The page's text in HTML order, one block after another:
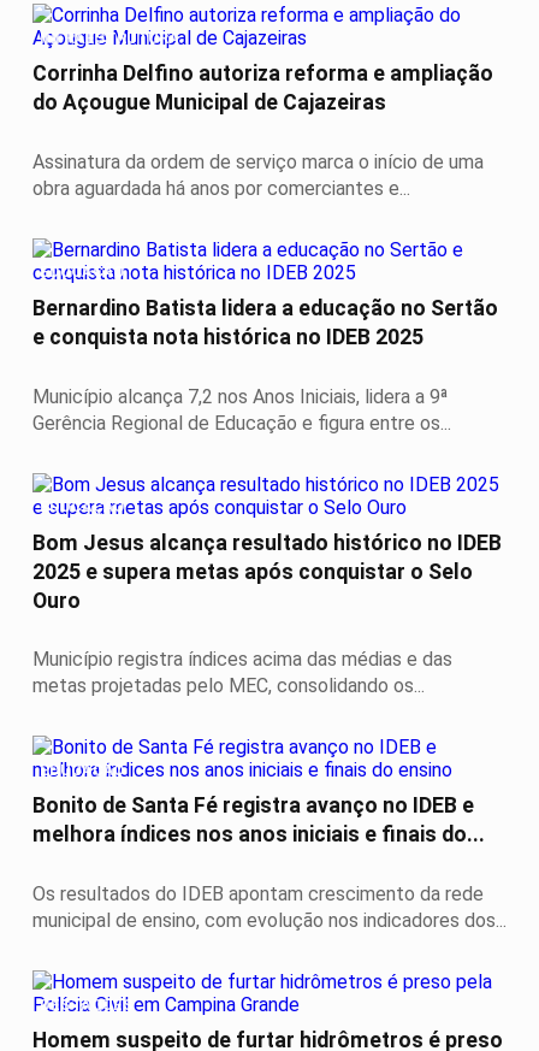
INFRAESTRUTURA
Corrinha Delfino autoriza reforma e ampliação
do Açougue Municipal de Cajazeiras
Assinatura da ordem de serviço marca o início de uma
obra aguardada há anos por comerciantes e...
EDUCAÇÃO
Bernardino Batista lidera a educação no Sertão
e conquista nota histórica no IDEB 2025
Município alcança 7,2 nos Anos Iniciais, lidera a 9ª
Gerência Regional de Educação e figura entre os...
EDUCAÇÃO
Bom Jesus alcança resultado histórico no IDEB
2025 e supera metas após conquistar o Selo
Ouro
Município registra índices acima das médias e das
metas projetadas pelo MEC, consolidando os...
EDUCAÇÃO
Bonito de Santa Fé registra avanço no IDEB e
melhora índices nos anos iniciais e finais do...
Os resultados do IDEB apontam crescimento da rede
municipal de ensino, com evolução nos indicadores dos...
DESTAQUES
Homem suspeito de furtar hidrômetros é preso